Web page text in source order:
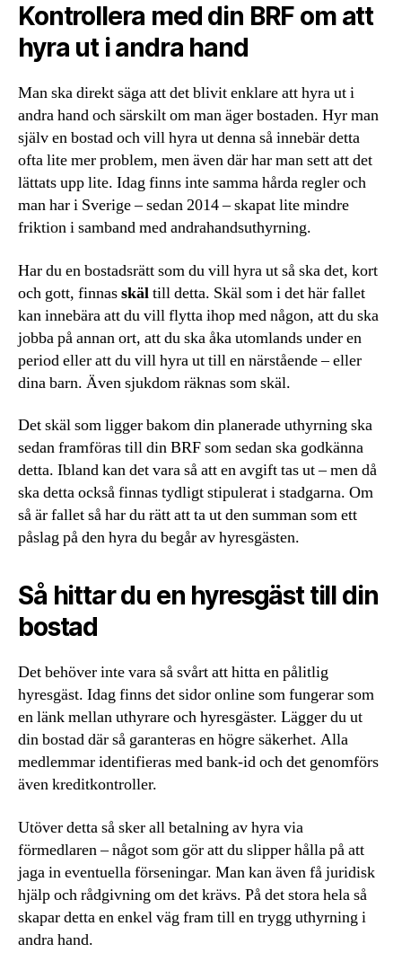
Kontrollera med din BRF om att
hyra ut i andra hand
Man ska direkt säga att det blivit enklare att hyra ut i
andra hand och särskilt om man äger bostaden. Hyr man
själv en bostad och vill hyra ut denna så innebär detta
ofta lite mer problem, men även där har man sett att det
lättats upp lite. Idag finns inte samma hårda regler och
man har i Sverige – sedan 2014 – skapat lite mindre
friktion i samband med andrahandsuthyrning.
Har du en bostadsrätt som du vill hyra ut så ska det, kort
och gott, finnasskältill detta. Skäl som i det här fallet
kan innebära att du vill flytta ihop med någon, att du ska
jobba på annan ort, att du ska åka utomlands under en
period eller att du vill hyra ut till en närstående – eller
dina barn. Även sjukdom räknas som skäl.
Det skäl som ligger bakom din planerade uthyrning ska
sedan framföras till din BRF som sedan ska godkänna
detta. Ibland kan det vara så att en avgift tas ut – men då
ska detta också finnas tydligt stipulerat i stadgarna. Om
så är fallet så har du rätt att ta ut den summan som ett
påslag på den hyra du begår av hyresgästen.
Så hittar du en hyresgäst till din
bostad
Det behöver inte vara så svårt att hitta en pålitlig
hyresgäst. Idag finns det sidor online som fungerar som
en länk mellan uthyrare och hyresgäster. Lägger du ut
din bostad där så garanteras en högre säkerhet. Alla
medlemmar identifieras med bank-id och det genomförs
även kreditkontroller.
Utöver detta så sker all betalning av hyra via
förmedlaren – något som gör att du slipper hålla på att
jaga in eventuella förseningar. Man kan även få juridisk
hjälp och rådgivning om det krävs. På det stora hela så
skapar detta en enkel väg fram till en trygg uthyrning i
andra hand.